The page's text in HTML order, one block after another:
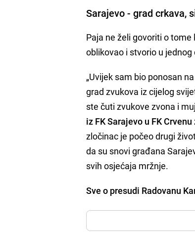
Sarajevo - grad crkava,
Paja ne želi govoriti o
oblikovao i stvorio u
„Uvijek sam bio ponosan
grad zvukova iz cijelog
ste čuti zvukove zvona i
iz FK Sarajevo u FK Crvenu
zločinac je počeo drugi
da su snovi građana
svih osjećaja mržnje.
Sve o presudi Radovanu